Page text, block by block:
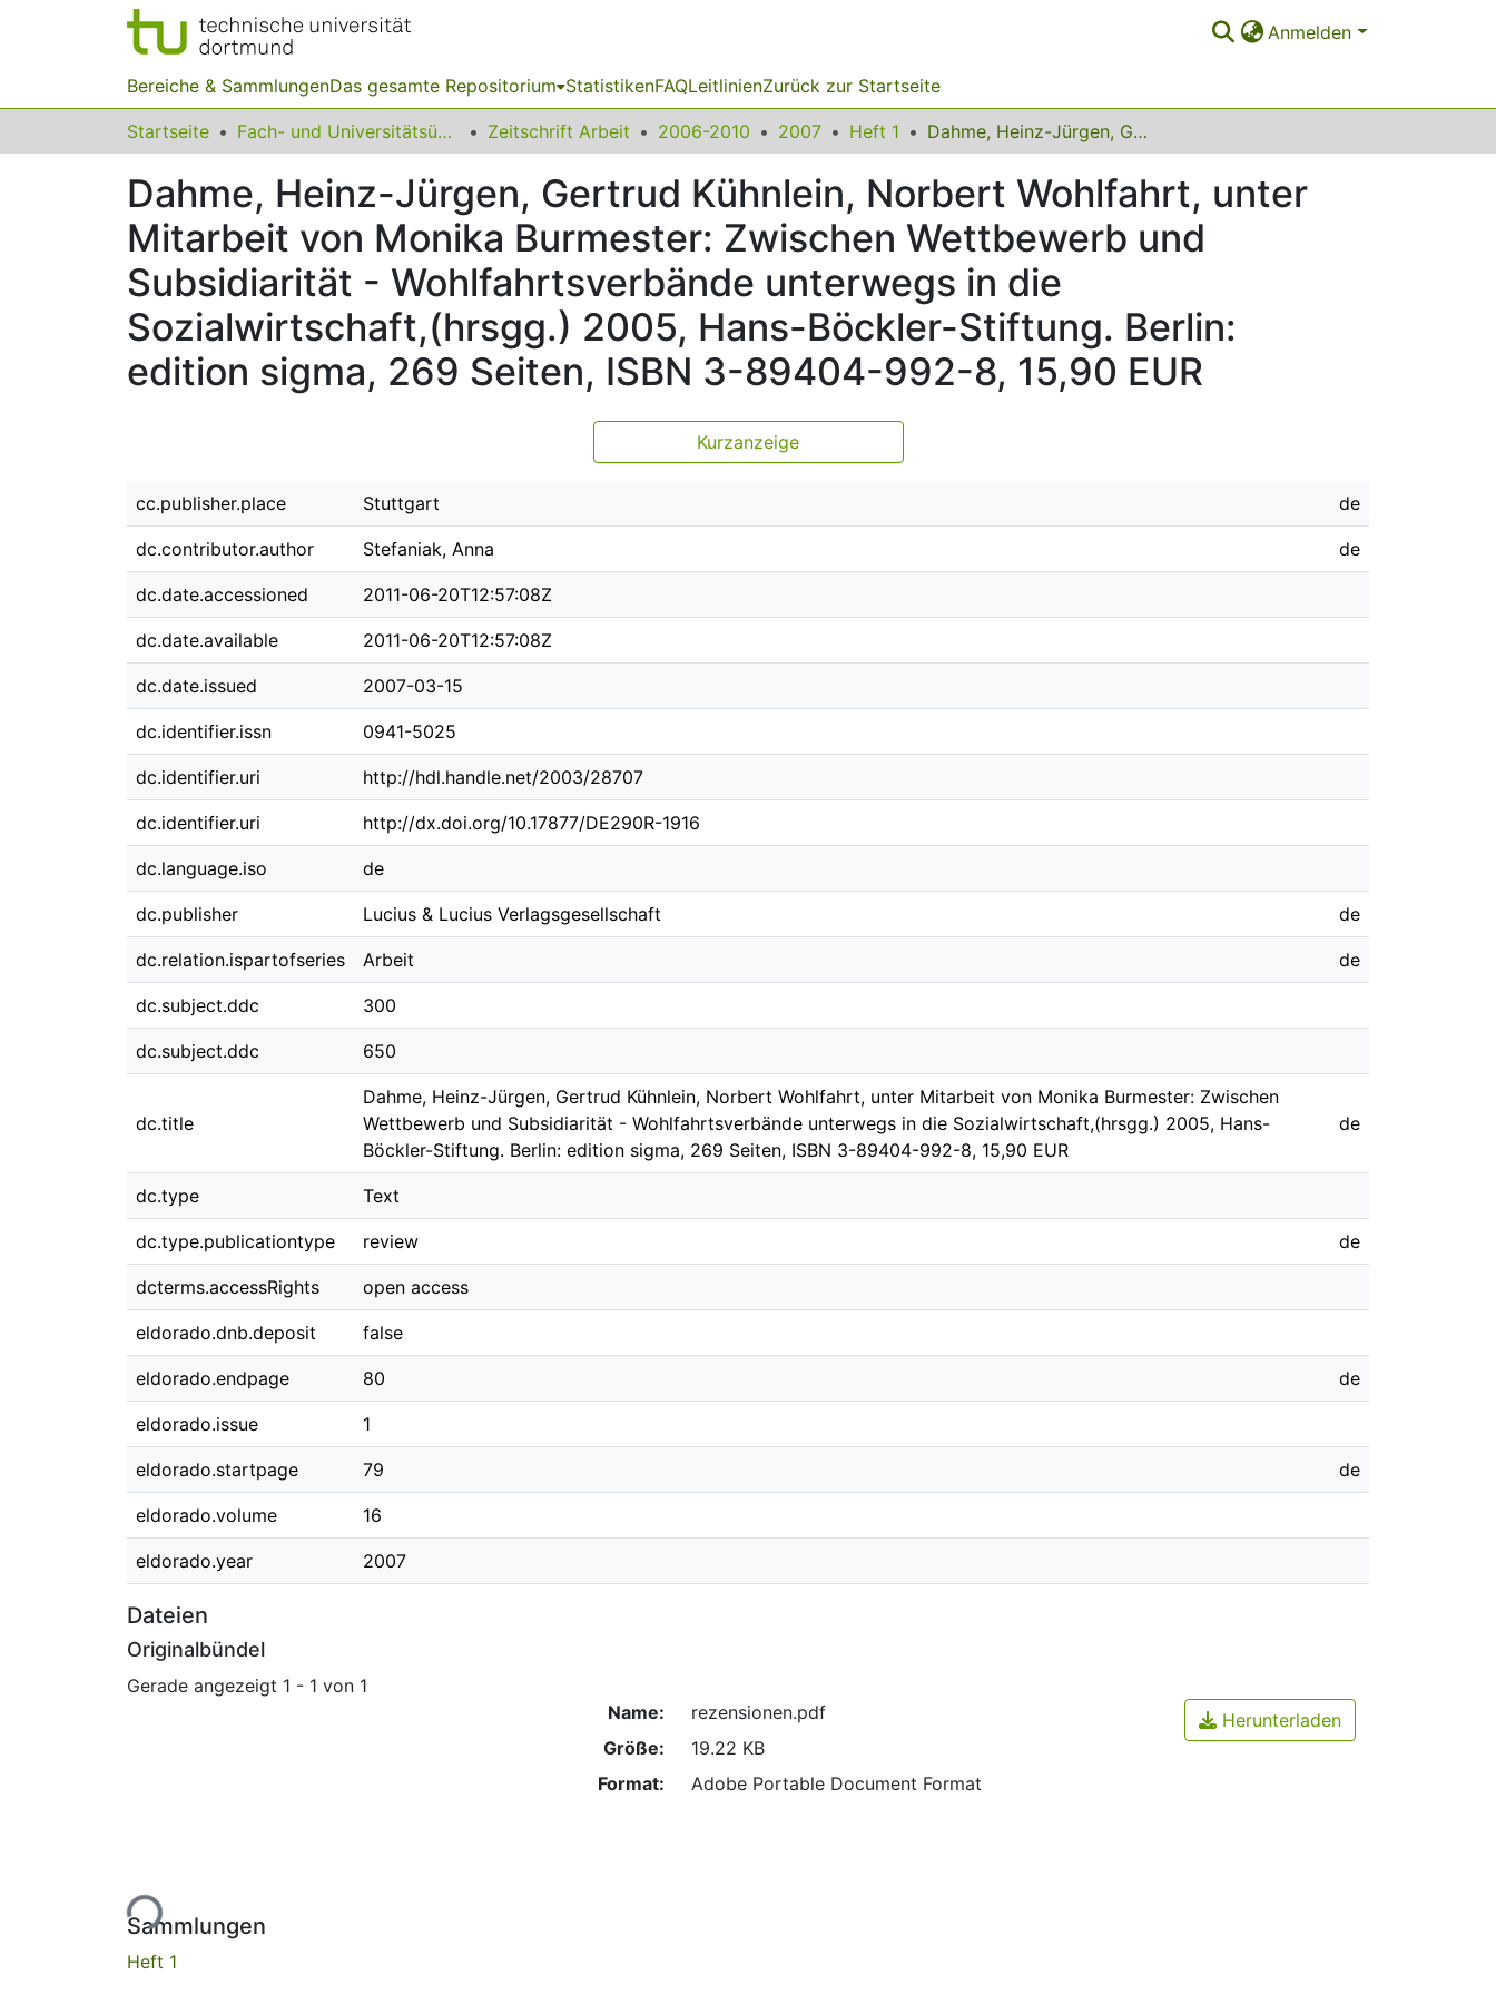
Anmelden
Bereiche & SammlungenDas gesamte Repositorium StatistikenFAQLeitlinienZurück zur Startseite
Startseite Fach- und Universitätsübergreifendes Zeitschrift Arbeit 2006-2010 2007 Heft 1 Dahme, Heinz-Jürgen, Gertrud Kühnlein, Norbert Wohlfahrt, unter Mitarbeit von Monika Burmester: Zwischen Wettbewerb und Subsidiarität - Wohlfahrtsverbände unterwegs in die Sozialwirtschaft,(hrsgg.) 2005, Hans-Böckler-Stiftung. Berlin: edition sigma, 269 Seiten, ISBN 3-89404-992-8, 15,90 EUR
Dahme, Heinz-Jürgen, Gertrud Kühnlein, Norbert Wohlfahrt, unter
Mitarbeit von Monika Burmester: Zwischen Wettbewerb und
Subsidiarität - Wohlfahrtsverbände unterwegs in die
Sozialwirtschaft,(hrsgg.) 2005, Hans-Böckler-Stiftung. Berlin:
edition sigma, 269 Seiten, ISBN 3-89404-992-8, 15,90 EUR
Kurzanzeige
cc.publisher.place Stuttgart de
dc.contributor.author Stefaniak, Anna de
dc.date.accessioned 2011-06-20T12:57:08Z
dc.date.available 2011-06-20T12:57:08Z
dc.date.issued 2007-03-15
dc.identifier.issn 0941-5025
dc.identifier.uri http://hdl.handle.net/2003/28707
dc.identifier.uri http://dx.doi.org/10.17877/DE290R-1916
dc.language.iso de
dc.publisher Lucius & Lucius Verlagsgesellschaft de
dc.relation.ispartofseries Arbeit de
dc.subject.ddc 300
dc.subject.ddc 650
dc.title
Dahme, Heinz-Jürgen, Gertrud Kühnlein, Norbert Wohlfahrt, unter Mitarbeit von Monika Burmester: Zwischen
Wettbewerb und Subsidiarität - Wohlfahrtsverbände unterwegs in die Sozialwirtschaft,(hrsgg.) 2005, Hans-
Böckler-Stiftung. Berlin: edition sigma, 269 Seiten, ISBN 3-89404-992-8, 15,90 EUR
de
dc.type Text
dc.type.publicationtype review de
dcterms.accessRights open access
eldorado.dnb.deposit false
eldorado.endpage 80 de
eldorado.issue 1
eldorado.startpage 79 de
eldorado.volume 16
eldorado.year 2007
Dateien
Originalbündel
Gerade angezeigt 1 - 1 von 1
Lade...
Name:
rezensionen.pdf
Größe:
19.22 KB
Format:
Adobe Portable Document Format
Herunterladen
Sammlungen
Heft 1